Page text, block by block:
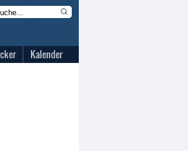
Kalender